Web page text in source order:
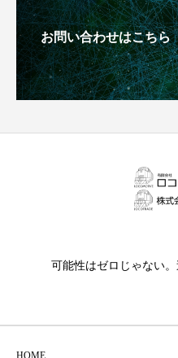
お問い合わせはこちら
可能性はゼロじゃない
HOME